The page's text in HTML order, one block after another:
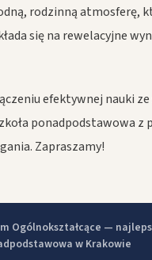
rodzinną atmosferę,
się na rewelacyjne
efektywnej nauki
ponadpodstawowa z
Zapraszamy!
Ogólnokształcące —
w Krakowie